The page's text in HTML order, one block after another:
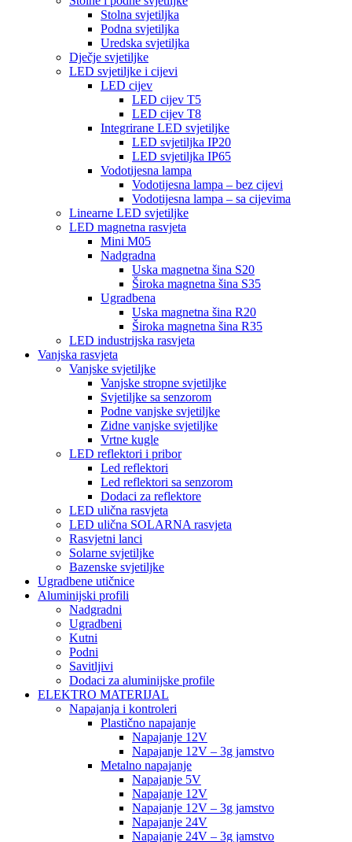
Stolna svjetiljka
Podna svjetiljka
Uredska svjetiljka
Dječje svjetiljke
LED svjetiljke i cijevi
LED cijev
LED cijev T5
LED cijev T8
Integrirane LED svjetiljke
LED svjetiljka IP20
LED svjetiljka IP65
Vodotijesna lampa
Vodotijesna lampa – bez cijevi
Vodotijesna lampa – sa cijevima
Linearne LED svjetiljke
LED magnetna rasvjeta
Mini M05
Nadgradna
Uska magnetna šina S20
Široka magnetna šina S35
Ugradbena
Uska magnetna šina R20
Široka magnetna šina R35
LED industrijska rasvjeta
Vanjska rasvjeta
Vanjske svjetiljke
Vanjske stropne svjetiljke
Svjetiljke sa senzorom
Podne vanjske svjetiljke
Zidne vanjske svjetiljke
Vrtne kugle
LED reflektori i pribor
Led reflektori
Led reflektori sa senzorom
Dodaci za reflektore
LED ulična rasvjeta
LED ulična SOLARNA rasvjeta
Rasvjetni lanci
Solarne svjetiljke
Bazenske svjetiljke
Ugradbene utičnice
Aluminijski profili
Nadgradni
Ugradbeni
Kutni
Podni
Savitljivi
Dodaci za aluminijske profile
ELEKTRO MATERIJAL
Napajanja i kontroleri
Plastično napajanje
Napajanje 12V
Napajanje 12V – 3g jamstvo
Metalno napajanje
Napajanje 5V
Napajanje 12V
Napajanje 12V – 3g jamstvo
Napajanje 24V
Napajanje 24V – 3g jamstvo